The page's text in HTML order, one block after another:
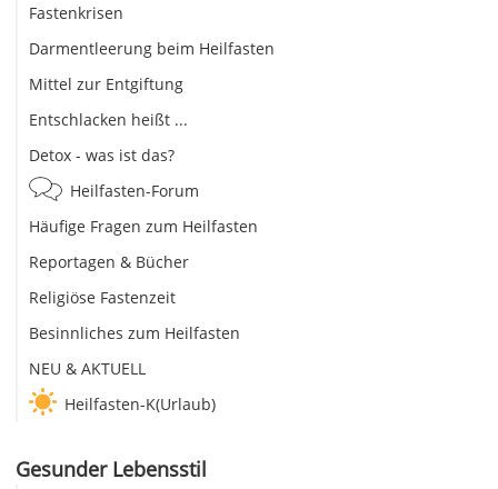
Fastenkrisen
Darmentleerung beim Heilfasten
Mittel zur Entgiftung
Entschlacken heißt ...
Detox - was ist das?
Heilfasten-Forum
Häufige Fragen zum Heilfasten
Reportagen & Bücher
Religiöse Fastenzeit
Besinnliches zum Heilfasten
NEU & AKTUELL
Heilfasten-K(Urlaub)
Gesunder Lebensstil